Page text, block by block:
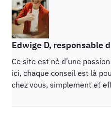
Edwige D, responsable
Ce site est né d’une
ici, chaque conseil est là
chez vous, simplement et